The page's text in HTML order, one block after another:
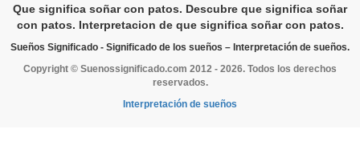
Que significa soñar con patos. Descubre que significa soñar
con patos. Interpretacion de que significa soñar con patos.
Sueños Significado - Significado de los sueños – Interpretación de sueños.
Copyright © Suenossignificado.com 2012 - 2026. Todos los derechos
reservados.
Interpretación de sueños